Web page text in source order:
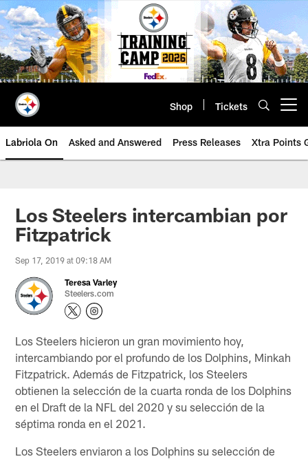
Skip
to
main
content
Shop Tickets
Labriola On Asked and Answered Press Releases Xtra Points
Los Steelers intercambian por
Fitzpatrick
Sep 17, 2019 at 09:18 AM
Teresa Varley
Steelers.com
Los Steelers hicieron un gran movimiento hoy,
intercambiando por el profundo de los Dolphins, Minkah
Fitzpatrick. Además de Fitzpatrick, los Steelers
obtienen la selección de la cuarta ronda de los Dolphins
en el Draft de la NFL del 2020 y su selección de la
séptima ronda en el 2021.
Los Steelers enviaron a los Dolphins su selección de